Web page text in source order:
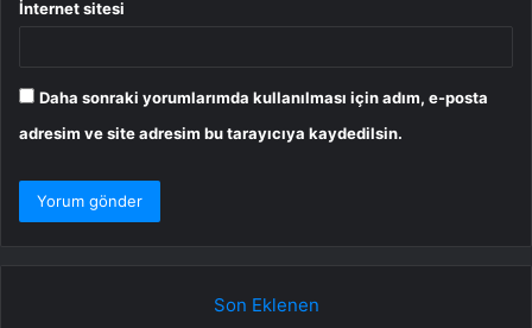
İnternet sitesi
Daha sonraki yorumlarımda kullanılması için adım, e-posta
adresim ve site adresim bu tarayıcıya kaydedilsin.
Son Eklenen